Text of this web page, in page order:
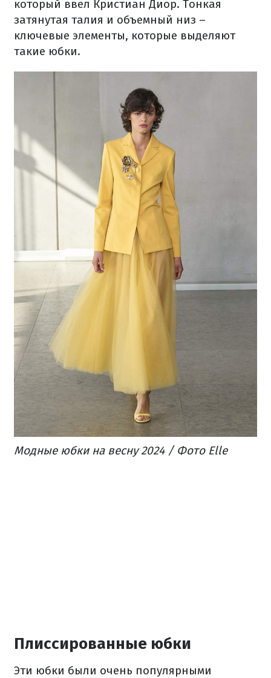
который ввел Кристиан Диор. Тонкая
затянутая талия и объемный низ –
ключевые элементы, которые выделяют
такие юбки.
Модные юбки на весну 2024 / Фото Elle
Плиссированные юбки
Эти юбки были очень популярными